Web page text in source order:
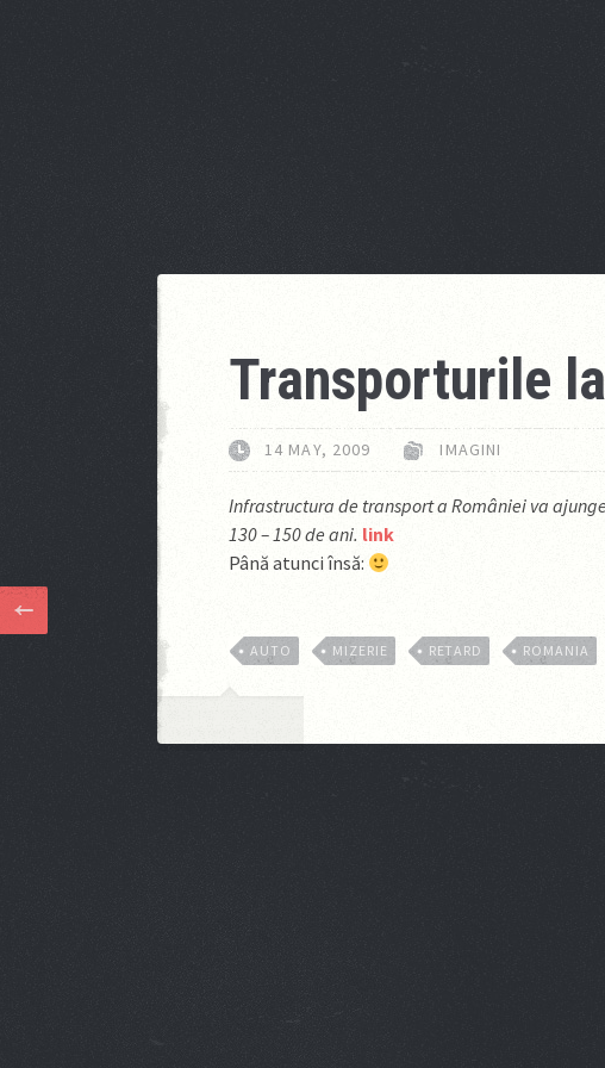
Transporturile
14 MAY, 2009 IMAGINI
Infrastructura de transport a României va
130 – 150 de ani. link
Până atunci însă:
AUTO MIZERIE RETARD ROMANIA